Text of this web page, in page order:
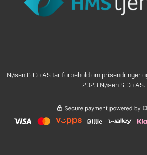
Nøsen & Co AS tar forbehold om prisendringer
2023 Nøsen & Co AS.